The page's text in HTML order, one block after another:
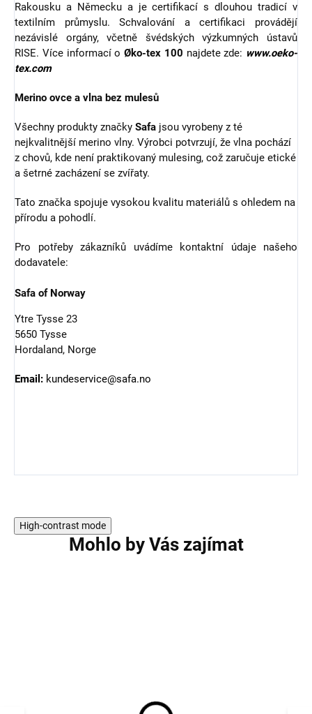
Rakousku a Německu a je certifikací s dlouhou tradicí v
textilním průmyslu. Schvalování a certifikaci provádějí
nezávislé orgány, včetně švédských výzkumných ústavů
RISE. Více informací o Øko-tex 100 najdete zde: www.oeko-
tex.com
Merino ovce a vlna bez mulesů
Všechny produkty značky Safa jsou vyrobeny z té
nejkvalitnější merino vlny. Výrobci potvrzují, že vlna pochází
z chovů, kde není praktikovaný mulesing, což zaručuje etické
a šetrné zacházení se zvířaty.
Tato značka spojuje vysokou kvalitu materiálů s ohledem na
přírodu a pohodlí.
Pro potřeby zákazníků uvádíme kontaktní údaje našeho
dodavatele:
Safa of Norway
Ytre Tysse 23
5650 Tysse
Hordaland, Norge
Email: kundeservice@safa.no
High-contrast mode
Mohlo by Vás zajímat